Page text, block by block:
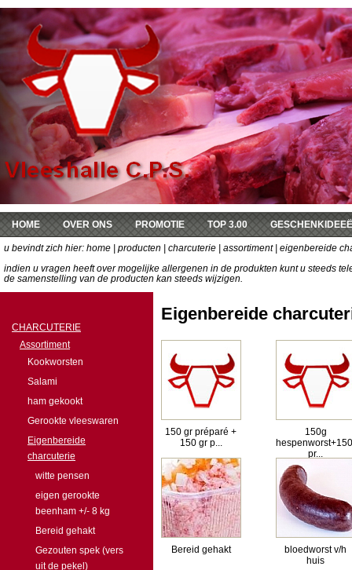
HOME OVER ONS PROMOTIE TOP 3.00
DE KEUKEN VAN SOPHIE
u bevindt zich hier: home producten charcuterie assortiment| eigenbereide
indien u vragen heeft over mogelijke allergenen in de produkten kunt u steeds
de samenstelling van de producten kan steeds wijzigen.
CHARCUTERIE
Assortiment
Kookworsten
Salami
ham gekookt
Gerookte vleeswaren
Eigenbereide
charcuterie
witte pensen
eigen gerookte
beenham +/- 8 kg
Bereid gehakt
Gezouten spek (vers
uit de pekel)
Eigenbereide
150 gr préparé +
150 gr p...
150g
pr...
Bereid gehakt
bloedworst v/h
huis